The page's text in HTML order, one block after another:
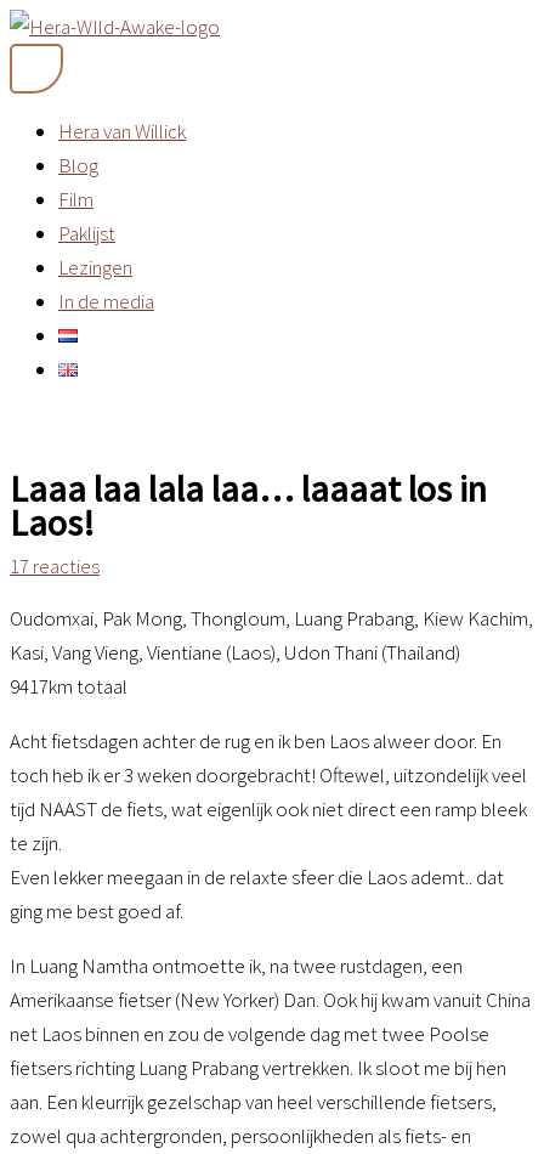
Ga
de
inhoudHera van Willick
Blog
Film
Paklijst
Lezingen
In de media
Laaa laa lala laa… laaaat los in
Laos!
17 reacties
Oudomxai, Pak Mong, Thongloum, Luang Prabang, Kiew Kachim,
Kasi, Vang Vieng, Vientiane (Laos), Udon Thani (Thailand)
9417km totaal
Acht fietsdagen achter de rug en ik ben Laos alweer door. En
toch heb ik er 3 weken doorgebracht! Oftewel, uitzondelijk veel
tijd NAAST de fiets, wat eigenlijk ook niet direct een ramp bleek
te zijn.
Even lekker meegaan in de relaxte sfeer die Laos ademt.. dat
ging me best goed af.
In Luang Namtha ontmoette ik, na twee rustdagen, een
Amerikaanse fietser (New Yorker) Dan. Ook hij kwam vanuit China
net Laos binnen en zou de volgende dag met twee Poolse
fietsers richting Luang Prabang vertrekken. Ik sloot me bij hen
aan. Een kleurrijk gezelschap van heel verschillende fietsers,
zowel qua achtergronden, persoonlijkheden als fiets- en